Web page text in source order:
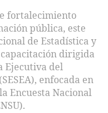
fortalecimiento
pública, este
de Estadística y
dirigida
Ejecutiva del
enfocada en
Encuesta Nacional